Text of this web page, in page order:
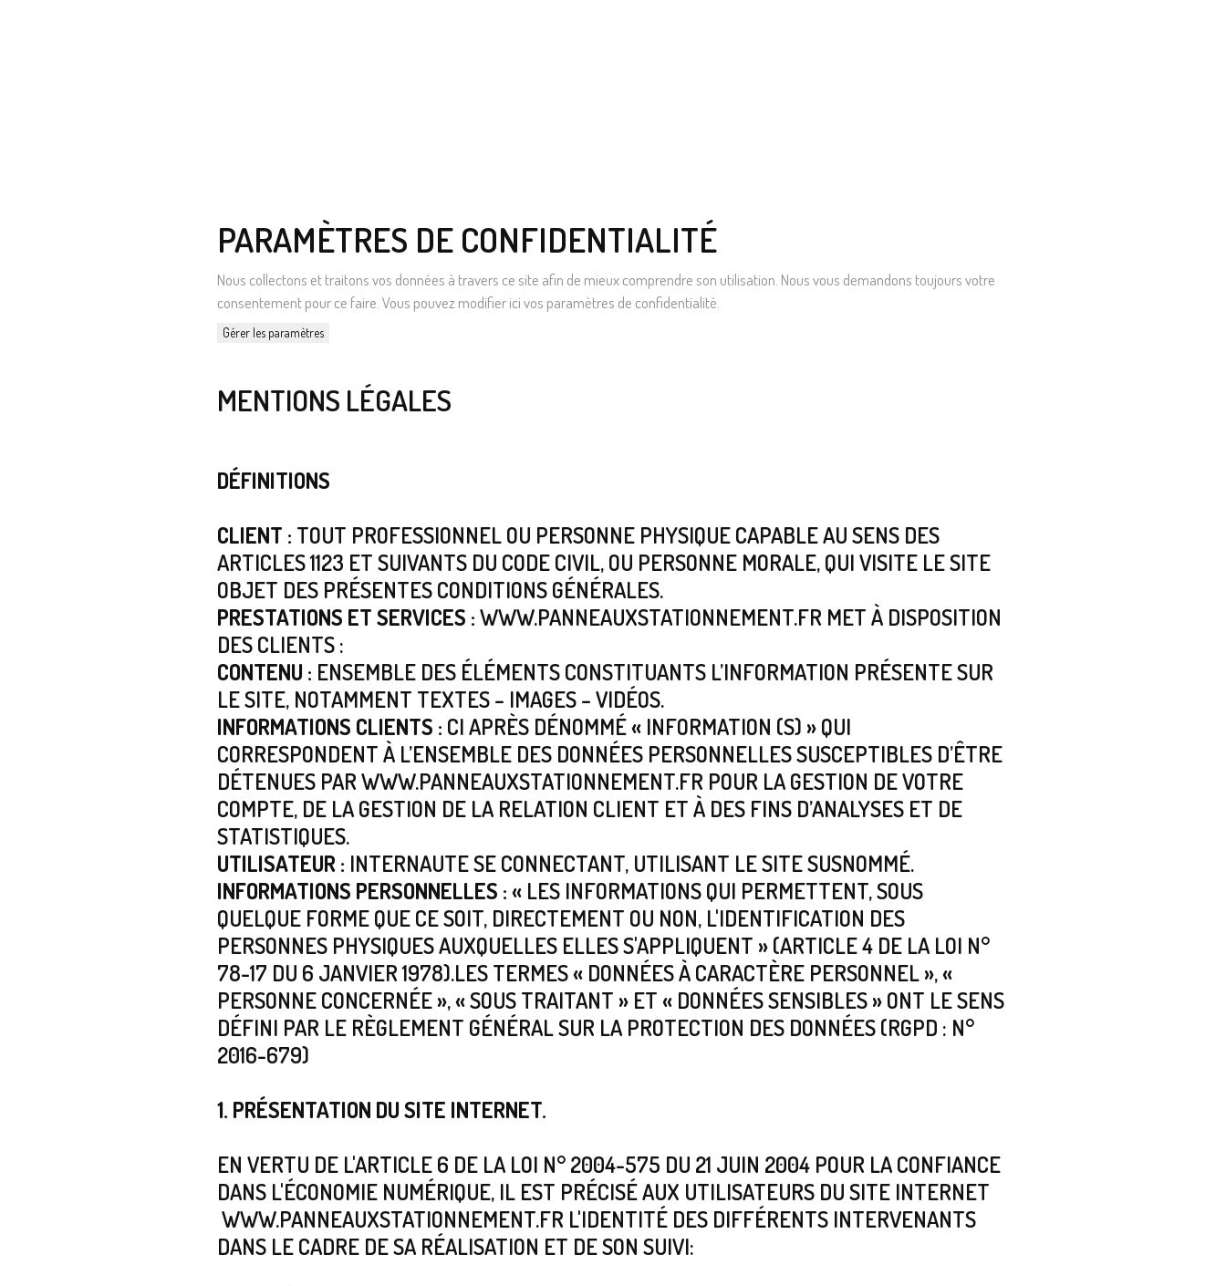
PARAMÈTRES DE CONFIDENTIALITÉ
Nous collectons et traitons vos données à travers ce site afin de mieux comprendre son utilisation. Nous vous demandons toujours votre
consentement pour ce faire. Vous pouvez modifier ici vos paramètres de confidentialité.
Gérer les paramètres
MENTIONS LÉGALES
DÉFINITIONS
CLIENT : TOUT PROFESSIONNEL OU PERSONNE PHYSIQUE CAPABLE AU SENS DES
ARTICLES 1123 ET SUIVANTS DU CODE CIVIL, OU PERSONNE MORALE, QUI VISITE LE SITE
OBJET DES PRÉSENTES CONDITIONS GÉNÉRALES.
PRESTATIONS ET SERVICES :WWW.PANNEAUXSTATIONNEMENT.FR MET À DISPOSITION
DES CLIENTS :
CONTENU : ENSEMBLE DES ÉLÉMENTS CONSTITUANTS L’INFORMATION PRÉSENTE SUR
LE SITE, NOTAMMENT TEXTES – IMAGES – VIDÉOS.
INFORMATIONS CLIENTS : CI APRÈS DÉNOMMÉ « INFORMATION (S) » QUI
CORRESPONDENT À L’ENSEMBLE DES DONNÉES PERSONNELLES SUSCEPTIBLES D’ÊTRE
DÉTENUES PAR WWW.PANNEAUXSTATIONNEMENT.FR POUR LA GESTION DE VOTRE
COMPTE, DE LA GESTION DE LA RELATION CLIENT ET À DES FINS D’ANALYSES ET DE
STATISTIQUES.
UTILISATEUR : INTERNAUTE SE CONNECTANT, UTILISANT LE SITE SUSNOMMÉ.
INFORMATIONS PERSONNELLES :« LES INFORMATIONS QUI PERMETTENT, SOUS
QUELQUE FORME QUE CE SOIT, DIRECTEMENT OU NON, L'IDENTIFICATION DES
PERSONNES PHYSIQUES AUXQUELLES ELLES S'APPLIQUENT » (ARTICLE 4 DE LA LOI N°
78-17 DU 6 JANVIER 1978).LES TERMES « DONNÉES À CARACTÈRE PERSONNEL », «
PERSONNE CONCERNÉE », « SOUS TRAITANT » ET « DONNÉES SENSIBLES » ONT LE SENS
DÉFINI PAR LE RÈGLEMENT GÉNÉRAL SUR LA PROTECTION DES DONNÉES (RGPD : N°
2016-679)
1. PRÉSENTATION DU SITE INTERNET.
EN VERTU DE L'ARTICLE 6 DE LA LOI N° 2004-575 DU 21 JUIN 2004 POUR LA CONFIANCE
DANS L'ÉCONOMIE NUMÉRIQUE, IL EST PRÉCISÉ AUX UTILISATEURS DU SITE INTERNET
WWW.PANNEAUXSTATIONNEMENT.FR L'IDENTITÉ DES DIFFÉRENTS INTERVENANTS
DANS LE CADRE DE SA RÉALISATION ET DE SON SUIVI: